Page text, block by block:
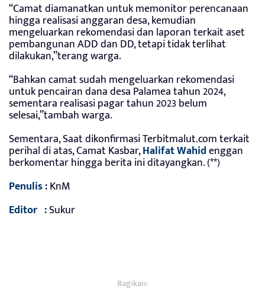
“Camat diamanatkan untuk memonitor perencanaan
hingga realisasi anggaran desa, kemudian
mengeluarkan rekomendasi dan laporan terkait aset
pembangunan ADD dan DD, tetapi tidak terlihat
dilakukan,”terang warga.
“Bahkan camat sudah mengeluarkan rekomendasi
untuk pencairan dana desa Palamea tahun 2024,
sementara realisasi pagar tahun 2023 belum
selesai,”tambah warga.
Sementara, Saat dikonfirmasi Terbitmalut.com terkait
perihal di atas, Camat Kasbar,Halifat Wahidenggan
berkomentar hingga berita ini ditayangkan. (**)
Penulis :KnM
Editor :Sukur
Bagikan: